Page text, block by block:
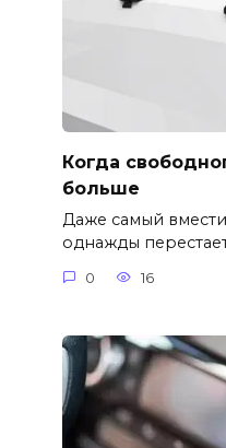
Когда
больше
Даже самый
однажды
0 16